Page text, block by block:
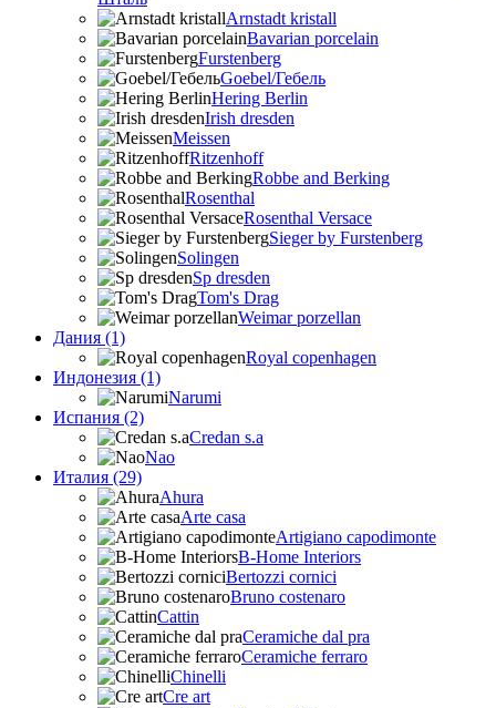
Arnstadt kristall
Bavarian porcelain
Furstenberg
Goebel/Гебель
Hering Berlin
Irish dresden
Meissen
Ritzenhoff
Robbe and Berking
Rosenthal
Rosenthal Versace
Sieger by Furstenberg
Solingen
Sp dresden
Tom's Drag
Weimar porzellan
Дания (1)
Royal copenhagen
Индонезия (1)
Narumi
Испания (2)
Credan s.a
Nao
Италия (29)
Ahura
Arte casa
Artigiano capodimonte
B-Home Interiors
Bertozzi cornici
Bruno costenaro
Cattin
Ceramiche dal pra
Ceramiche ferraro
Chinelli
Cre art